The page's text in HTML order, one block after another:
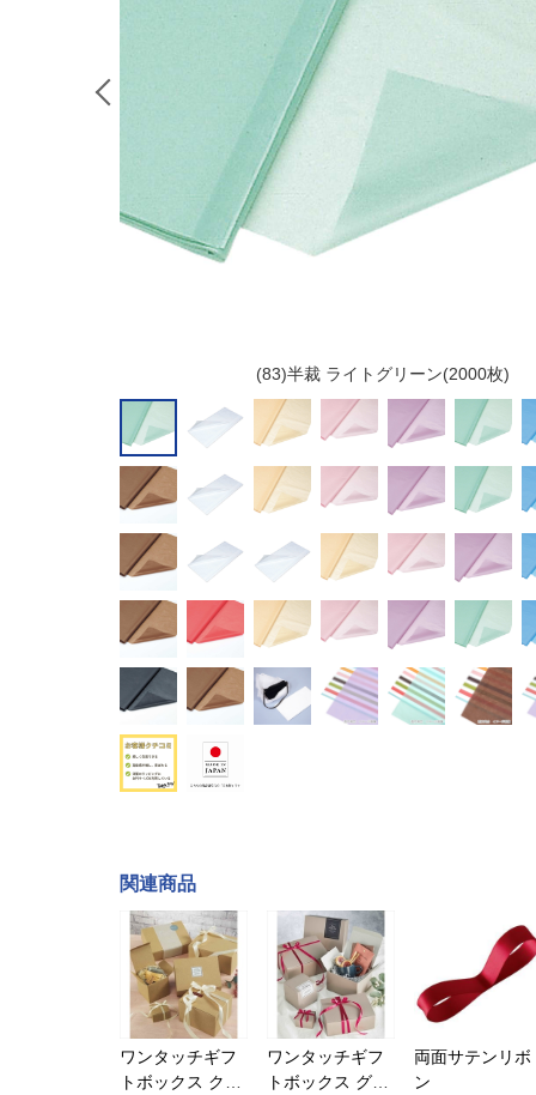
(83)半裁 ライトグリーン(2000枚)
関連商品
最大
50%OFF
ワンタッチギフ
トボックス クラ
ワンタッチギフ
トボックス グレ
両面サテンリボ
ン